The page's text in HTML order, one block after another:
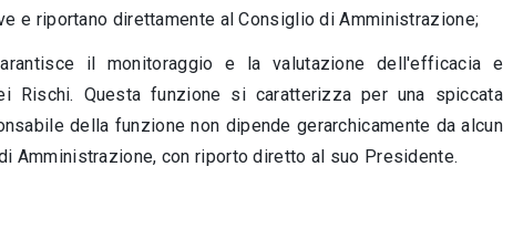
e riportano direttamente al Consiglio di Amministrazione;
il monitoraggio e la valutazione dell'efficacia e
Questa funzione si caratterizza per una spiccata
della funzione non dipende gerarchicamente da alcun
Amministrazione, con riporto diretto al suo Presidente.